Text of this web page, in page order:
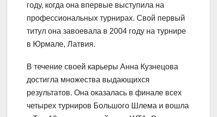
году, когда она впервые выступила на
профессиональных турнирах. Свой первый
титул она завоевала в 2004 году на турнире
в Юрмале, Латвия.
В течение своей карьеры Анна Кузнецова
достигла множества выдающихся
результатов. Она оказалась в финале всех
четырех турниров Большого Шлема и вошла